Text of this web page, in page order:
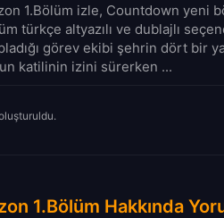
1.Bölüm izle, Countdown yeni
türkçe altyazılı ve dublajlı
görev ekibi şehrin dört bir
katilinin izini sürerken ...
1.Bölüm Hakkında